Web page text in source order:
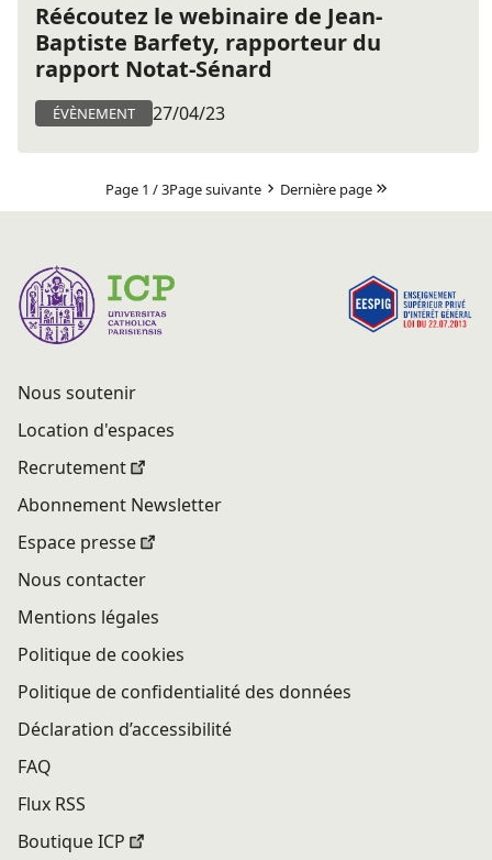
Réécoutez le webinaire de Jean-
Baptiste Barfety, rapporteur du
rapport Notat-Sénard
ÉVÈNEMENT 27/04/23
Page 1 / 3Page suivante Dernière page
Nous soutenir
Location d'espaces
Recrutement
Abonnement Newsletter
Espace presse
Nous contacter
Mentions légales
Politique de cookies
Politique de confidentialité des données
Déclaration d’accessibilité
FAQ
Flux RSS
Boutique ICP